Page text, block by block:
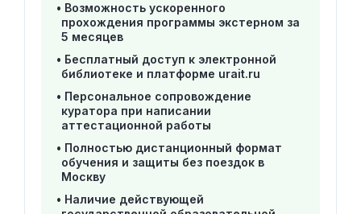
Возможность ускоренного
прохождения программы экстерном за
5 месяцев
Бесплатный доступ к электронной
библиотеке и платформе urait.ru
Персональное сопровождение
куратора при написании
аттестационной работы
Полностью дистанционный формат
обучения и защиты без поездок в
Москву
Наличие действующей